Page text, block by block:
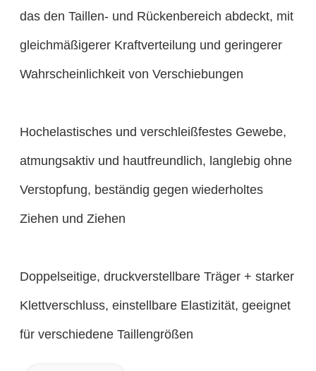
das den Taillen- und Rückenbereich abdeckt, mit
gleichmäßigerer Kraftverteilung und geringerer
Wahrscheinlichkeit von Verschiebungen
Hochelastisches und verschleißfestes Gewebe,
atmungsaktiv und hautfreundlich, langlebig ohne
Verstopfung, beständig gegen wiederholtes
Ziehen und Ziehen
Doppelseitige, druckverstellbare Träger + starker
Klettverschluss, einstellbare Elastizität, geeignet
für verschiedene Taillengrößen